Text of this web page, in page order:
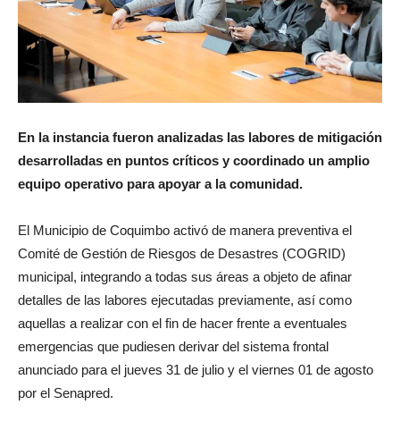
En la instancia fueron analizadas las labores de mitigación
desarrolladas en puntos críticos y coordinado un amplio
equipo operativo para apoyar a la comunidad.
El Municipio de Coquimbo activó de manera preventiva el
Comité de Gestión de Riesgos de Desastres (COGRID)
municipal, integrando a todas sus áreas a objeto de afinar
detalles de las labores ejecutadas previamente, así como
aquellas a realizar con el fin de hacer frente a eventuales
emergencias que pudiesen derivar del sistema frontal
anunciado para el jueves 31 de julio y el viernes 01 de agosto
por el Senapred.